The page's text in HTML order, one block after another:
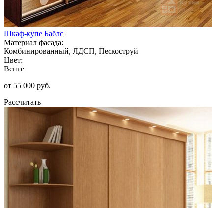
Шкаф-купе Баблс
Материал фасада:
Комбинированный, ЛДСП, Пескоструй
Цвет:
Венге
от 55 000 руб.
Рассчитать